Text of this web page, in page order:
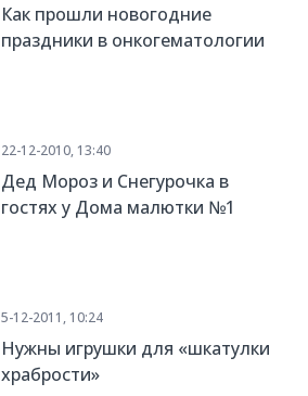
Как прошли новогодние
праздники в онкогематологии
22-12-2010, 13:40
Дед Мороз и Снегурочка в
гостях у Дома малютки №1
5-12-2011, 10:24
Нужны игрушки для «шкатулки
храбрости»